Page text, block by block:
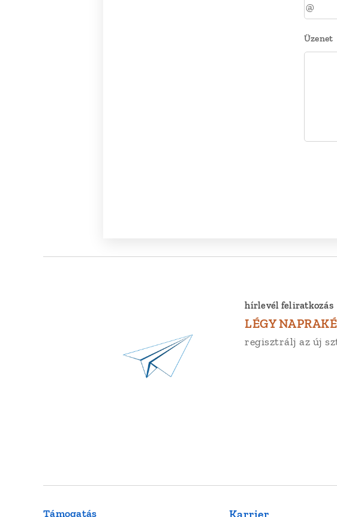
Üzenet
hírlevél feliratkozás
LÉGY
regisztrálj az új
Támogatás Karrier